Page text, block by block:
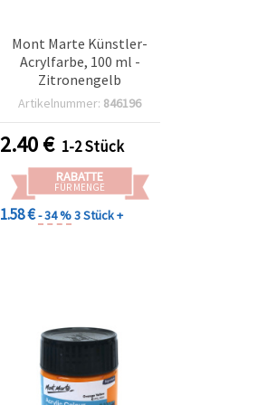
Mont Marte Künstler-
Acrylfarbe, 100 ml -
Zitronengelb
Artikelnummer: 846196
2.40€ 1-2 Stück
RABATTE
FÜR MENGE
1.58 €- 34 %3 Stück +